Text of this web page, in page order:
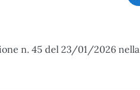
n. 45 del 23/01/2026 nella